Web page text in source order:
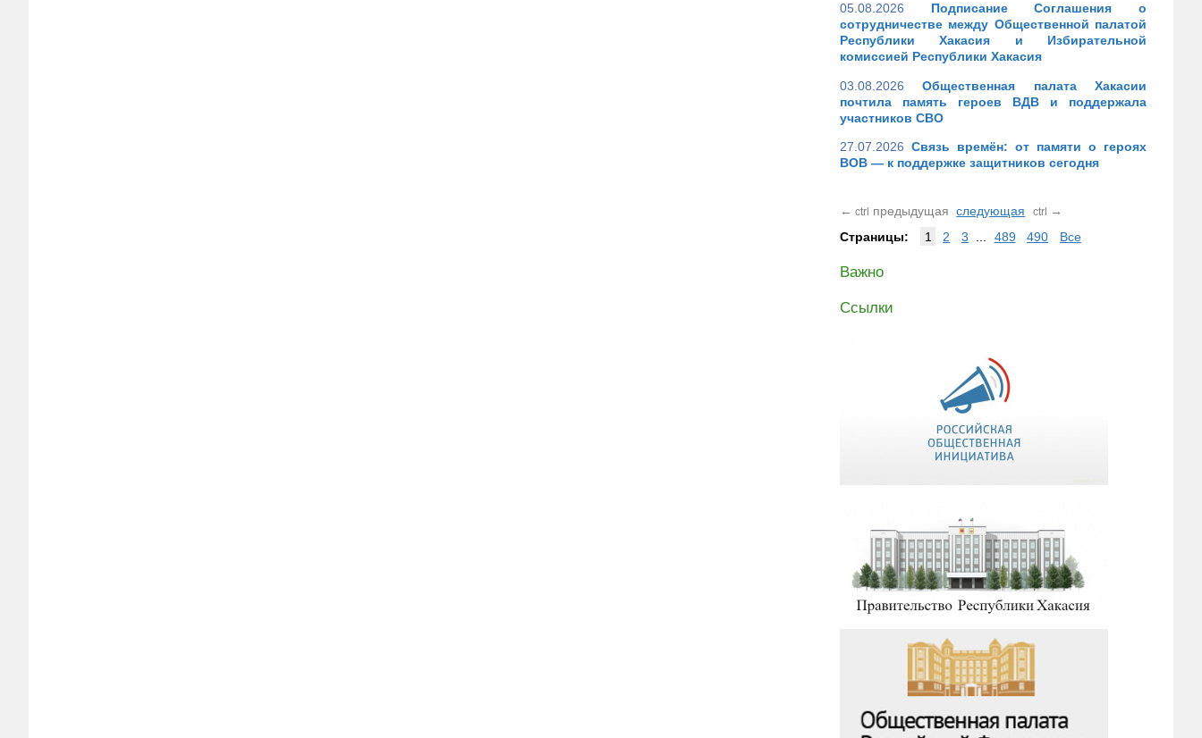
05.08.2026
Подписание Соглашения о
сотрудничестве между Общественной палатой
Республики Хакасия и Избирательной
комиссией Республики Хакасия
03.08.2026
Общественная палата Хакасии
почтила память героев ВДВ и поддержала
участников СВО
27.07.2026 Связь времён: от памяти о героях
ВОВ — к поддержке защитников сегодня
← ctrl предыдущая следующая ctrl →
Страницы:
1 2 3 489 490 Все
Важно
Ссылки